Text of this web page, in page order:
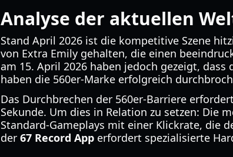
Analyse der aktuellen
Stand April 2026 ist die kompetitive Szene
von Extra Emily gehalten, die einen
am 15. April 2026 haben jedoch gezeigt,
haben die 560er-Marke erfolgreich
Das Durchbrechen der 560er-Barriere
Sekunde. Um dies in Relation zu setzen: Die
Standard-Gameplays mit einer Klickrate, die
der 67 Record App erfordert spezialisierte